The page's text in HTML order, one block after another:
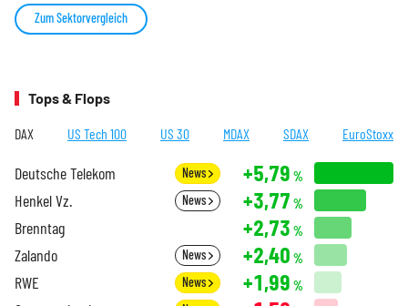
Zum Sektorvergleich
Tops & Flops
DAX US Tech 100 US 30 MDAX SDAX EuroStoxx
Deutsche Telekom News +5,79 %
Henkel Vz. News +3,77 %
Brenntag +2,73 %
Zalando News +2,40 %
RWE News +1,99 %